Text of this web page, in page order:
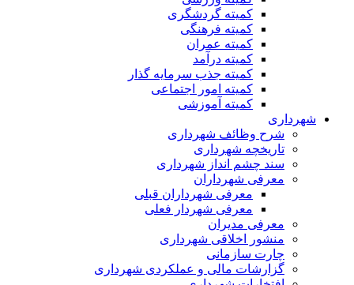
کمیته گردشگری
کمیته فرهنگی
کمیته عمران
کمیته درآمد
کمیته جذب سرمایه گذار
کمیته امور اجتماعی
کمیته آموزشی
شهرداری
شرح وظائف شهرداری
تاریخچه شهرداری
سند چشم انداز شهرداری
معرفی شهرداران
معرفی شهرداران قبلی
معرفی شهردار فعلی
معرفی مدیران
منشور اخلاقی شهرداری
چارت سازمانی
گزارشات مالی و عملکردی شهرداری